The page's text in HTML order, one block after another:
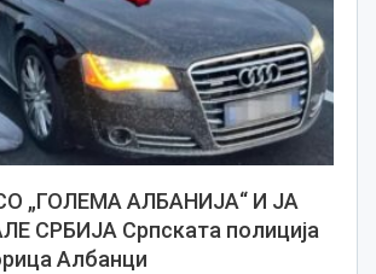
„ГОЛЕМА АЛБАНИЈА“ И ЈА
СРБИЈА Српската полиција
Албанци